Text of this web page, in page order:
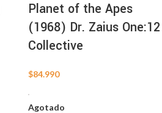
Planet of the Apes
(1968) Dr. Zaius One:12
Collective
$84.990
Agotado